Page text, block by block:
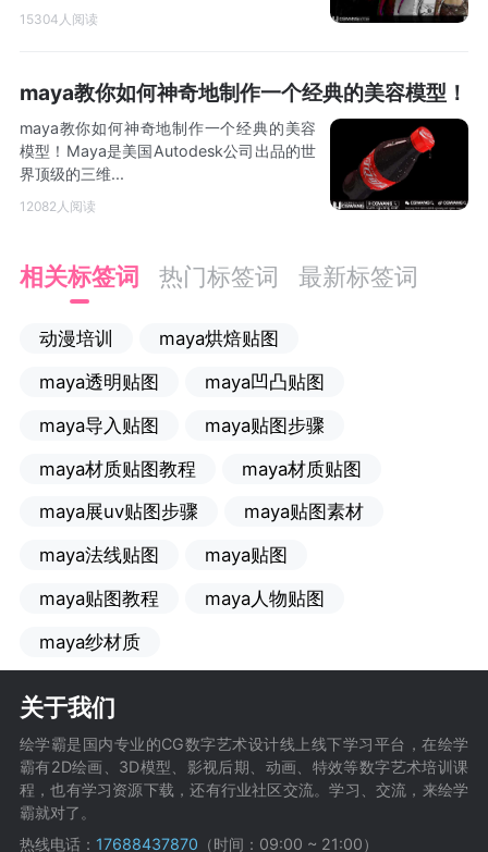
15304人阅读
maya教你如何神奇地制作一个经典的美容模型！
maya教你如何神奇地制作一个经典的美容
模型！Maya是美国Autodesk公司出品的世
界顶级的三维...
12082人阅读
相关标签词 热门标签词 最新标签词
动漫培训
maya烘焙贴图
maya透明贴图
maya凹凸贴图
maya导入贴图
maya贴图步骤
maya材质贴图教程
maya材质贴图
maya展uv贴图步骤
maya贴图素材
maya法线贴图
maya贴图
maya贴图教程
maya人物贴图
maya纱材质
关于我们
绘学霸是国内专业的CG数字艺术设计线上线下学习平台，在绘学
霸有2D绘画、3D模型、影视后期、动画、特效等数字艺术培训课
程，也有学习资源下载，还有行业社区交流。学习、交流，来绘学
霸就对了。
热线电话： 17688437870 （时间：09:00 ~ 21:00）